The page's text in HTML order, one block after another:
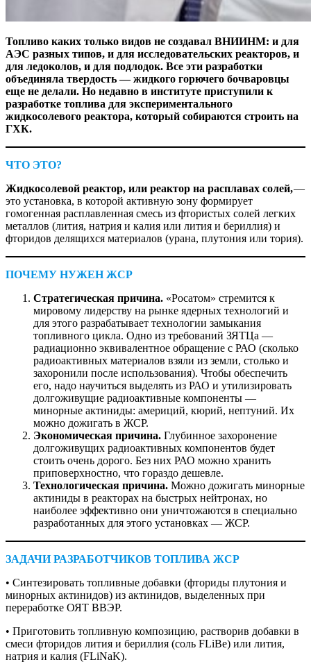
Топливо каких только видов не создавал ВНИИНМ: и для
АЭС разных типов, и для исследовательских реакторов, и
для ледоколов, и для подлодок. Все эти разработки
объединяла твердость — ​жидкого горючего бочваровцы
еще не делали. Но недавно в институте приступили к
разработке топлива для экспериментального
жидкосолевого реактора, который собираются строить на
ГХК.
ЧТО ЭТО?
Жидкосолевой реактор, или реактор на расплавах солей,—
​это установка, в которой активную зону формирует
гомогенная расплавленная смесь из фтористых солей легких
металлов (лития, натрия и калия или лития и бериллия) и
фторидов делящихся материалов (урана, плутония или тория).
ПОЧЕМУ НУЖЕН ЖСР
Стратегическая причина. «Росатом» стремится к
мировому лидерству на рынке ядерных технологий и
для этого разрабатывает технологии замыкания
топливного цикла. Одно из требований ЗЯТЦа — ​
радиационно эквивалентное обращение с РАО (сколько
радиоактивных материалов взяли из земли, столько и
захоронили после использования). Чтобы обеспечить
его, надо научиться выделять из РАО и утилизировать
долгоживущие радиоактивные компоненты — ​
минорные актиниды: америций, кюрий, нептуний. Их
можно дожигать в ЖСР.
Экономическая причина. Глубинное захоронение
долгоживущих радиоактивных компонентов будет
стоить очень дорого. Без них РАО можно хранить
приповерхностно, что гораздо дешевле.
Технологическая причина. Можно дожигать минорные
актиниды в реакторах на быстрых нейтронах, но
наиболее эффективно они уничтожаются в специально
разработанных для этого установках — ​ЖСР.
ЗАДАЧИ РАЗРАБОТЧИКОВ ТОПЛИВА ЖСР
• Синтезировать топливные добавки (фториды плутония и
минорных актинидов) из актинидов, выделенных при
переработке ОЯТ ВВЭР.
• Приготовить топливную композицию, растворив добавки в
смеси фторидов лития и бериллия (соль FLiBe) или лития,
натрия и калия (FLiNaK).